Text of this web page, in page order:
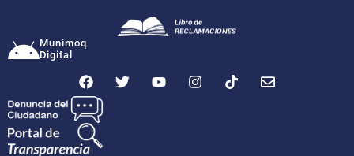
Munimoq
Digital